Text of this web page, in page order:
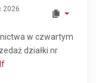
2026
w czwartym
działki nr